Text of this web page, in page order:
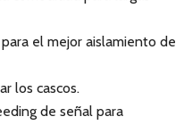
el mejor aislamiento de
los cascos.
de señal para